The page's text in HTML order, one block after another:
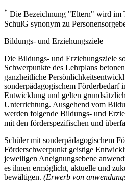
* Die Bezeichnung "Eltern" wird im
SchulG synonym zu
Bildungs- und Erziehungsziele
Die Bildungs- und Erziehungsziele
Schwerpunkte des Lehrplans
ganzheitliche
sonderpädagogischem Förderbedarf
Entwicklung und gelten
Unterrichtung. Ausgehend vom
werden folgende Bildungs- und
mit den förderspezifischen und
Schüler mit sonderpädagogischem
Förderschwerpunkt geistige
jeweiligen Aneignungsebene
es ihnen ermöglicht, aktuelle und
bewältigen. (Erwerb von